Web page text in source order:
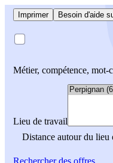
Imprimer Besoin d'aide
Métier, compétence, mot-
Lieu de travail
Distance autour du lieu
Rechercherdes offres